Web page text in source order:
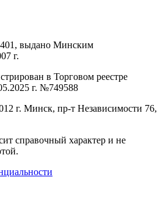
выдано Минским
г.
в Торговом реестре
г. №749588
г. Минск, пр-т Независимости 76,
справочный характер и не